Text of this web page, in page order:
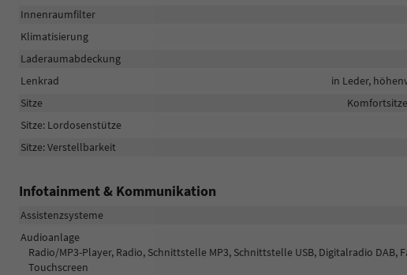
Innenraumfilter
Klimatisierung
Laderaumabdeckung
Lenkrad
in Leder,
Sitze
Sitze: Lordosenstütze
Sitze: Verstellbarkeit
Infotainment & Kommunikation
Assistenzsysteme
Audioanlage
Radio/MP3-Player, Radio, Schnittstelle MP3, Schnittstelle USB, Digitalradio
Touchscreen